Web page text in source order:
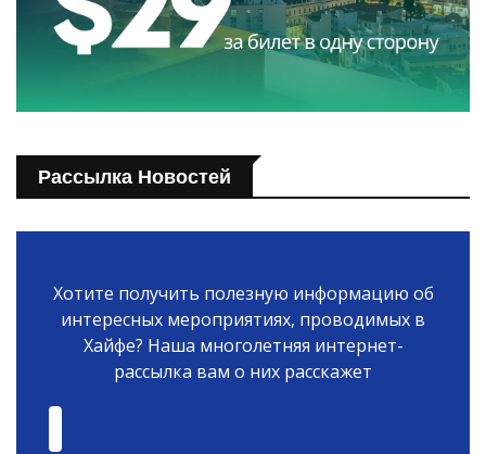
Рассылка Новостей
Хотите получить полезную информацию об
интересных мероприятиях, проводимых в
Хайфе? Наша многолетняя интернет-
рассылка вам о них расскажет